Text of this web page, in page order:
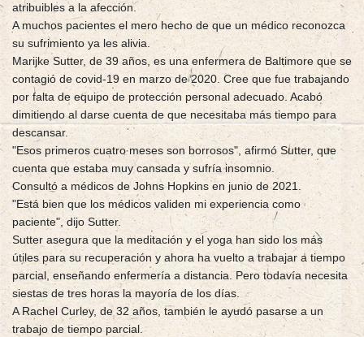
atribuibles a la afección.
A muchos pacientes el mero hecho de que un médico reconozca
su sufrimiento ya les alivia.
Marijke Sutter, de 39 años, es una enfermera de Baltimore que se
contagió de covid-19 en marzo de 2020. Cree que fue trabajando
por falta de equipo de protección personal adecuado. Acabó
dimitiendo al darse cuenta de que necesitaba más tiempo para
descansar.
"Esos primeros cuatro meses son borrosos", afirmó Sutter, que
cuenta que estaba muy cansada y sufría insomnio.
Consultó a médicos de Johns Hopkins en junio de 2021.
"Está bien que los médicos validen mi experiencia como
paciente", dijo Sutter.
Sutter asegura que la meditación y el yoga han sido los más
útiles para su recuperación y ahora ha vuelto a trabajar a tiempo
parcial, enseñando enfermería a distancia. Pero todavía necesita
siestas de tres horas la mayoría de los días.
A Rachel Curley, de 32 años, también le ayudó pasarse a un
trabajo de tiempo parcial.